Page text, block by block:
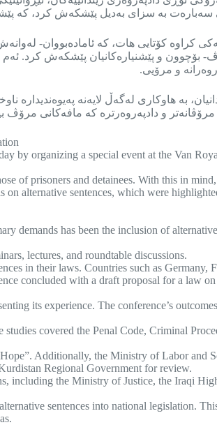
بە سزای بەدیل پێشکەش کرد، کە
کراوە کۆتایی هات، کە ئامادەبووان-
بۆچوون و پێشنیارەکانیان پێشکەش کرد. ئەم
و مرۆیی.
بە هاوکاری لەگەڵ لایەنە پەیوەندیدارە
و دادپەروەرترە کە مافەکانی مرۆڤ
by organizing a special event at the Van
of prisoners and detainees. With this in
alternative sentences, which were
demands has been the inclusion of
lectures, and roundtable discussions.
in their laws. Countries such as Germany,
concluded with a draft proposal for a law on
its experience. The conference’s
covered the Penal Code, Criminal
Additionally, the Ministry of Labor and
Regional Government for review.
including the Ministry of Justice, the Iraqi
sentences into national legislation.